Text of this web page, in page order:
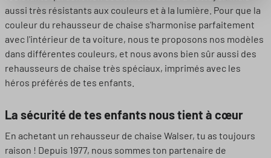
aussi très résistants aux couleurs et à la lumière. Pour que la
couleur du rehausseur de chaise s'harmonise parfaitement
avec l'intérieur de ta voiture, nous te proposons nos modèles
dans différentes couleurs, et nous avons bien sûr aussi des
rehausseurs de chaise très spéciaux, imprimés avec les
héros préférés de tes enfants.
La sécurité de tes enfants nous tient à cœur
En achetant un rehausseur de chaise Walser, tu as toujours
raison ! Depuis 1977, nous sommes ton partenaire de